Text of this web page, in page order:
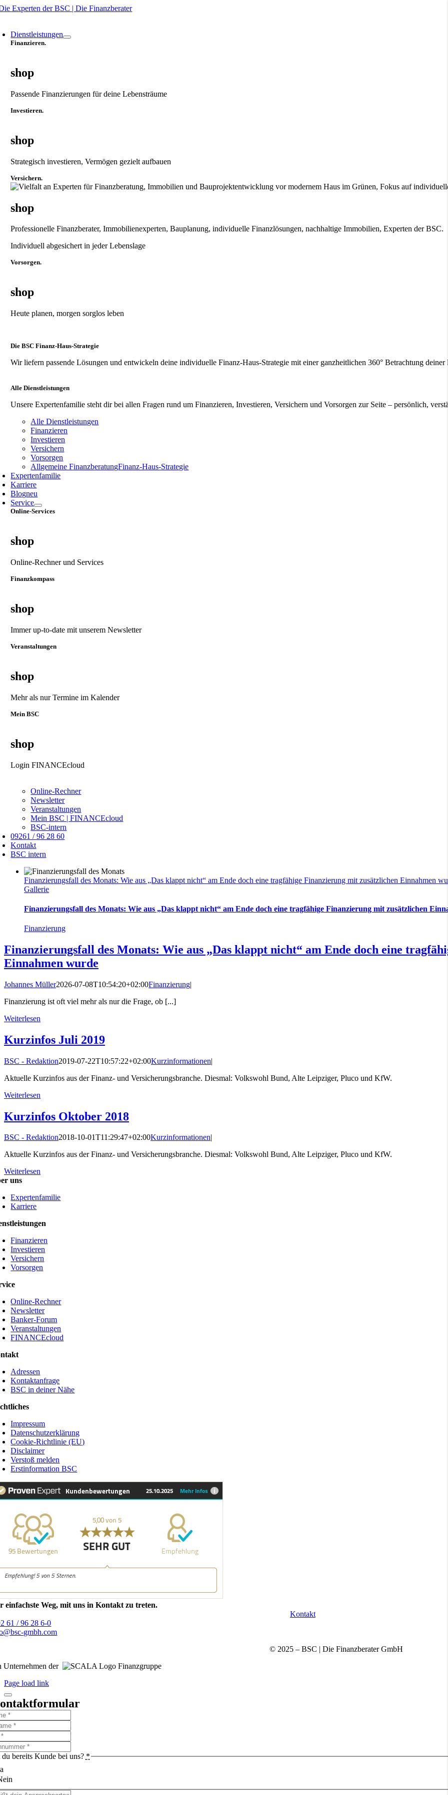
Zum
Dienstleistungen
Finanzieren.
shop
Passende Finanzierungen für deine Lebensträume
Investieren.
shop
Strategisch investieren, Vermögen gezielt aufbauen
Versichern.
shop
Professionelle Finanzberater, Immobilienexperten, Bauplanung, individuelle Finanzlösungen, nachhaltige Immobilien, Experten der BSC.
Individuell abgesichert in jeder Lebenslage
Vorsorgen.
shop
Heute planen, morgen sorglos leben
Die BSC Finanz-Haus-Strategie
Wir liefern passende Lösungen und entwickeln deine individuelle Finanz-Haus-Strategie mit einer ganzheitlichen 360° Betrachtung deiner
Alle Dienstleistungen
Unsere Expertenfamilie steht dir bei allen Fragen rund um Finanzieren, Investieren, Versichern und Vorsorgen zur Seite – persönlich,
Alle Dienstleistungen
Finanzieren
Investieren
Versichern
Vorsorgen
Allgemeine FinanzberatungFinanz‑Haus‑Strategie
Expertenfamilie
Karriere
Blogneu
Service
Online-Services
shop
Online-Rechner und Services
Finanzkompass
shop
Immer up-to-date mit unserem Newsletter
Veranstaltungen
shop
Mehr als nur Termine im Kalender
Mein BSC
shop
Login FINANCEcloud
Online-Rechner
Newsletter
Veranstaltungen
Mein BSC | FINANCEcloud
BSC-intern
09261 / 96 28 60
Kontakt
BSC intern
Finanzierungsfall des Monats: Wie aus „Das klappt nicht“ am Ende doch eine tragfähige Finanzierung mit zusätzlichen Einnahmen
Gallerie
Finanzierungsfall des Monats: Wie aus „Das klappt nicht“ am Ende doch eine tragfähige Finanzierung mit zusätzlichen
Finanzierung
Finanzierungsfall des Monats: Wie aus „Das klappt nicht“ am Ende doch eine
Einnahmen wurde
Johannes Müller2026-07-08T10:54:20+02:00Finanzierung|
Finanzierung ist oft viel mehr als nur die Frage, ob [...]
Weiterlesen
Kurzinfos Juli 2019
BSC - Redaktion2019-07-22T10:57:22+02:00Kurzinformationen|
Aktuelle Kurzinfos aus der Finanz- und Versicherungsbranche. Diesmal: Volkswohl Bund, Alte Leipziger, Pluco und KfW.
Weiterlesen
Kurzinfos Oktober 2018
BSC - Redaktion2018-10-01T11:29:47+02:00Kurzinformationen
Aktuelle Kurzinfos aus der Finanz- und Versicherungsbranche. Diesmal: Volkswohl Bund, Alte Leipziger, Pluco und KfW.
Weiterlesen
uns
Expertenfamilie
Karriere
Finanzieren
Investieren
Versichern
Vorsorgen
Online-Rechner
Newsletter
Banker-Forum
Veranstaltungen
FINANCEcloud
Adressen
Kontaktanfrage
BSC in deiner Nähe
Impressum
Datenschutzerklärung
Cookie-Richtlinie (EU)
Disclaimer
Verstoß melden
Erstinformation BSC
einfachste Weg, mit uns in Kontakt zu treten.
Kontakt
61 / 96 28 6-0
gmbh.com
© 2025 – BSC | Die Finanzberater GmbH
Unternehmen der
Finanzgruppe
Page load link
bereits Kunde bei uns? *